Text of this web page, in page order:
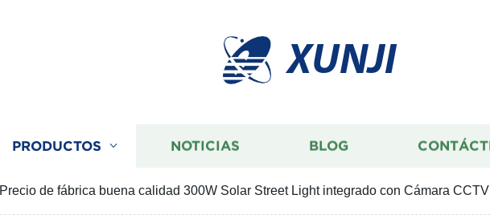
XUNJI
PRODUCTOS NOTICIAS BLOG
Precio de fábrica buena calidad 300W Solar Street Light integrado con Cámara CCTV